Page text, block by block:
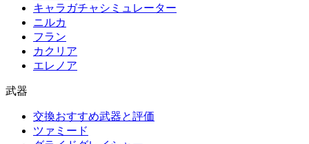
キャラガチャシミュレーター
ニルカ
フラン
カクリア
エレノア
武器
交換おすすめ武器と評価
ツァミード